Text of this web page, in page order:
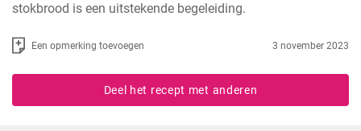
stokbrood is een uitstekende begeleiding.
Een opmerking toevoegen 3 november 2023
Deel het recept met anderen